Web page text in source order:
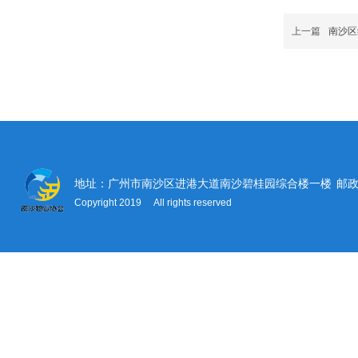
上一篇 南沙
地址：广州市南沙区进港大道南沙碧桂园综合楼一楼 邮
Copyright 2019 All rights reserved